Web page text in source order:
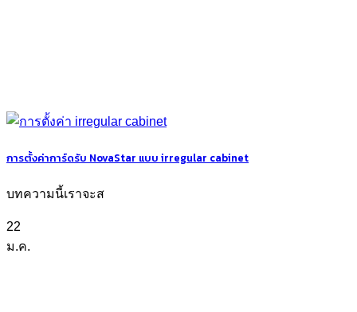
การตั้งค่าการ์ดรับ NovaStar แบบ irregular cabinet
บทความนี้เราจะส
22
ม.ค.